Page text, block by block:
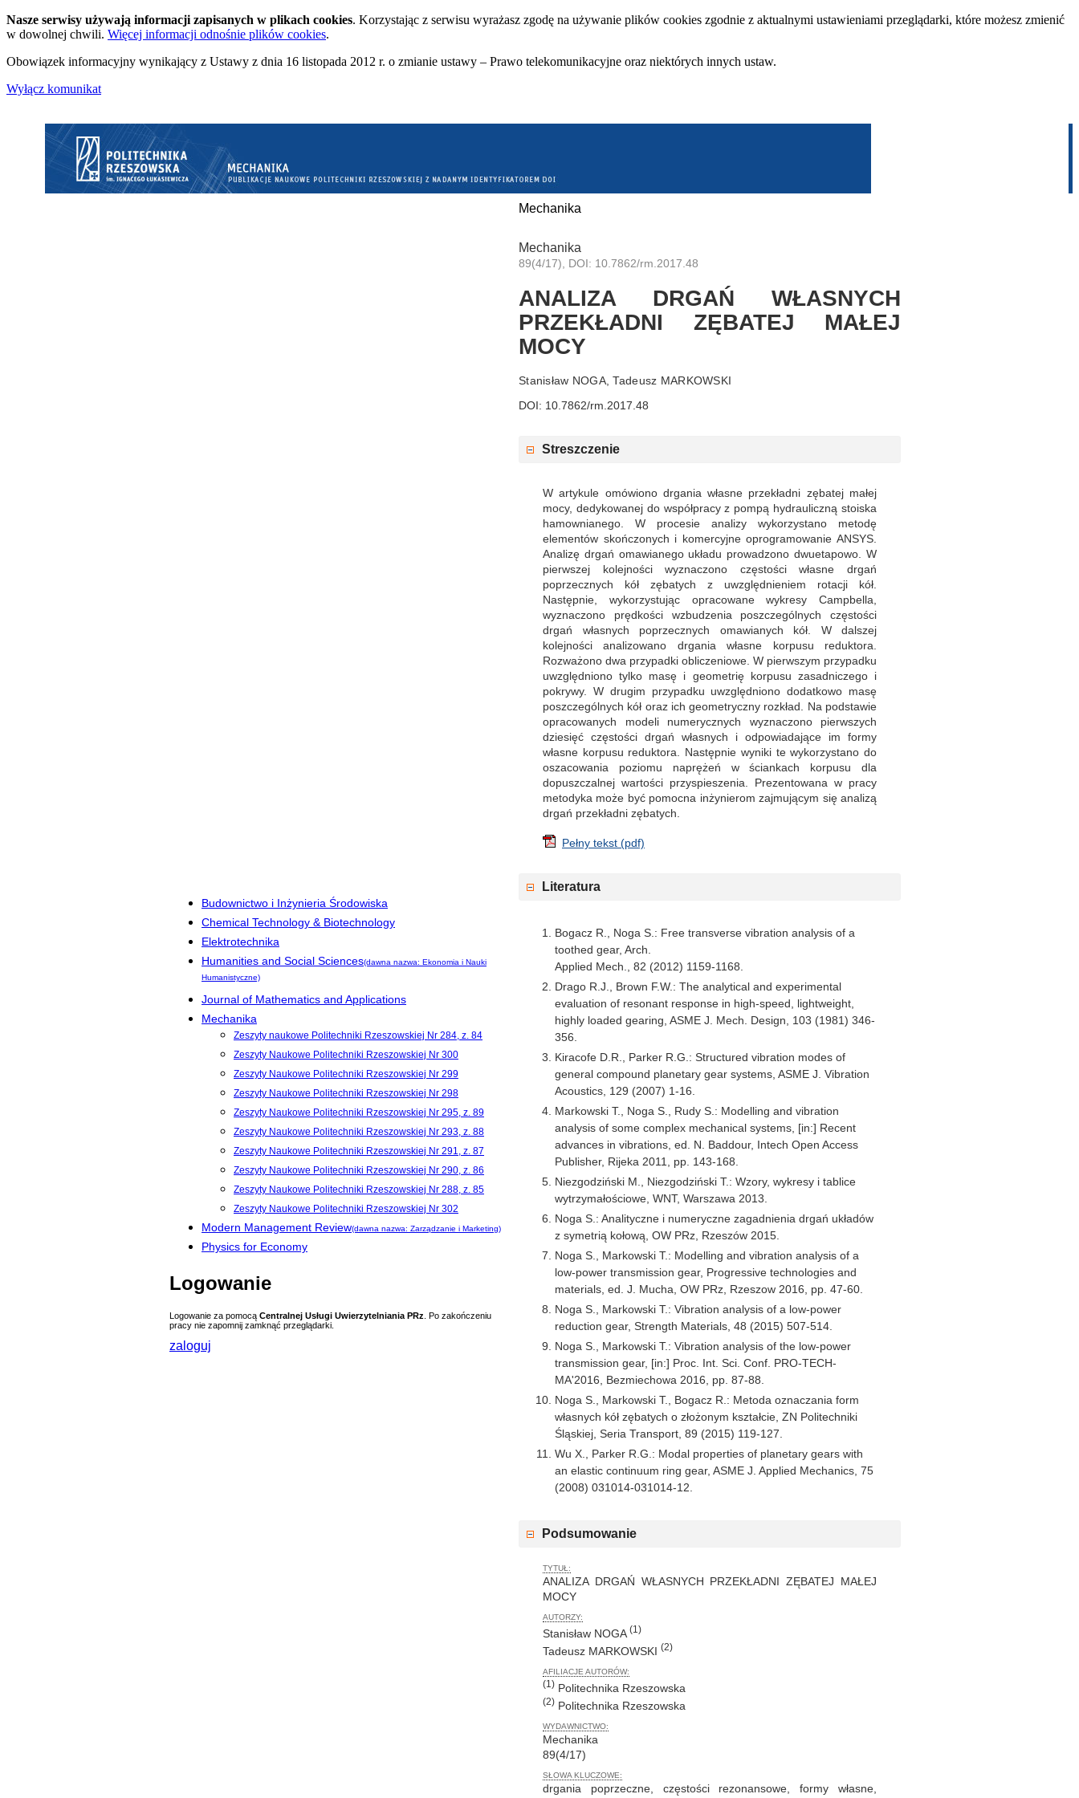
Nasze serwisy używają informacji zapisanych w plikach cookies. Korzystając z serwisu wyrażasz zgodę na używanie plików cookies zgodnie z aktualnymi ustawieniami przeglądarki, które możesz zmienić
w dowolnej chwili. Więcej informacji odnośnie plików cookies.
Obowiązek informacyjny wynikający z Ustawy z dnia 16 listopada 2012 r. o zmianie ustawy – Prawo telekomunikacyjne oraz niektórych innych ustaw.
Wyłącz komunikat
Budownictwo i Inżynieria Środowiska
Chemical Technology & Biotechnology
Elektrotechnika
Humanities and Social Sciences(dawna nazwa: Ekonomia i Nauki
Humanistyczne)
Journal of Mathematics and Applications
Mechanika
Zeszyty naukowe Politechniki Rzeszowskiej Nr 284, z. 84
Zeszyty Naukowe Politechniki Rzeszowskiej Nr 300
Zeszyty Naukowe Politechniki Rzeszowskiej Nr 299
Zeszyty Naukowe Politechniki Rzeszowskiej Nr 298
Zeszyty Naukowe Politechniki Rzeszowskiej Nr 295, z. 89
Zeszyty Naukowe Politechniki Rzeszowskiej Nr 293, z. 88
Zeszyty Naukowe Politechniki Rzeszowskiej Nr 291, z. 87
Zeszyty Naukowe Politechniki Rzeszowskiej Nr 290, z. 86
Zeszyty Naukowe Politechniki Rzeszowskiej Nr 288, z. 85
Zeszyty Naukowe Politechniki Rzeszowskiej Nr 302
Modern Management Review(dawna nazwa: Zarządzanie i Marketing)
Physics for Economy
Logowanie
Logowanie za pomocą Centralnej Usługi Uwierzytelniania PRz . Po zakończeniu
pracy nie zapomnij zamknąć przeglądarki.
zaloguj
Mechanika
Mechanika
89(4/17), DOI: 10.7862/rm.2017.48
ANALIZA DRGAŃ WŁASNYCH
PRZEKŁADNI ZĘBATEJ MAŁEJ
MOCY
Stanisław NOGA, Tadeusz MARKOWSKI
DOI: 10.7862/rm.2017.48
Streszczenie
W artykule omówiono drgania własne przekładni zębatej małej
mocy, dedykowanej do współpracy z pompą hydrauliczną stoiska
hamownianego. W procesie analizy wykorzystano metodę
elementów skończonych i komercyjne oprogramowanie ANSYS.
Analizę drgań omawianego układu prowadzono dwuetapowo. W
pierwszej kolejności wyznaczono częstości własne drgań
poprzecznych kół zębatych z uwzględnieniem rotacji kół.
Następnie, wykorzystując opracowane wykresy Campbella,
wyznaczono prędkości wzbudzenia poszczególnych częstości
drgań własnych poprzecznych omawianych kół. W dalszej
kolejności analizowano drgania własne korpusu reduktora.
Rozważono dwa przypadki obliczeniowe. W pierwszym przypadku
uwzględniono tylko masę i geometrię korpusu zasadniczego i
pokrywy. W drugim przypadku uwzględniono dodatkowo masę
poszczególnych kół oraz ich geometryczny rozkład. Na podstawie
opracowanych modeli numerycznych wyznaczono pierwszych
dziesięć częstości drgań własnych i odpowiadające im formy
własne korpusu reduktora. Następnie wyniki te wykorzystano do
oszacowania poziomu naprężeń w ściankach korpusu dla
dopuszczalnej wartości przyspieszenia. Prezentowana w pracy
metodyka może być pomocna inżynierom zajmującym się analizą
drgań przekładni zębatych.
Pełny tekst (pdf)
Literatura
Bogacz R., Noga S.: Free transverse vibration analysis of a
toothed gear, Arch.
Applied Mech., 82 (2012) 1159-1168.
Drago R.J., Brown F.W.: The analytical and experimental
evaluation of resonant response in high-speed, lightweight,
highly loaded gearing, ASME J. Mech. Design, 103 (1981) 346-
356.
Kiracofe D.R., Parker R.G.: Structured vibration modes of
general compound planetary gear systems, ASME J. Vibration
Acoustics, 129 (2007) 1-16.
Markowski T., Noga S., Rudy S.: Modelling and vibration
analysis of some complex mechanical systems, [in:] Recent
advances in vibrations, ed. N. Baddour, Intech Open Access
Publisher, Rijeka 2011, pp. 143-168.
Niezgodziński M., Niezgodziński T.: Wzory, wykresy i tablice
wytrzymałościowe, WNT, Warszawa 2013.
Noga S.: Analityczne i numeryczne zagadnienia drgań układów
z symetrią kołową, OW PRz, Rzeszów 2015.
Noga S., Markowski T.: Modelling and vibration analysis of a
low-power transmission gear, Progressive technologies and
materials, ed. J. Mucha, OW PRz, Rzeszow 2016, pp. 47-60.
Noga S., Markowski T.: Vibration analysis of a low-power
reduction gear, Strength Materials, 48 (2015) 507-514.
Noga S., Markowski T.: Vibration analysis of the low-power
transmission gear, [in:] Proc. Int. Sci. Conf. PRO-TECH-
MA'2016, Bezmiechowa 2016, pp. 87-88.
Noga S., Markowski T., Bogacz R.: Metoda oznaczania form
własnych kół zębatych o złożonym kształcie, ZN Politechniki
Śląskiej, Seria Transport, 89 (2015) 119-127.
Wu X., Parker R.G.: Modal properties of planetary gears with
an elastic continuum ring gear, ASME J. Applied Mechanics, 75
(2008) 031014-031014-12.
Podsumowanie
TYTUŁ:
ANALIZA DRGAŃ WŁASNYCH PRZEKŁADNI ZĘBATEJ MAŁEJ
MOCY
AUTORZY:
Stanisław NOGA (1)
Tadeusz MARKOWSKI (2)
AFILIACJE AUTORÓW:
(1) Politechnika Rzeszowska
(2) Politechnika Rzeszowska
WYDAWNICTWO:
Mechanika
89(4/17)
SŁOWA KLUCZOWE:
drgania poprzeczne, częstości rezonansowe, formy własne,